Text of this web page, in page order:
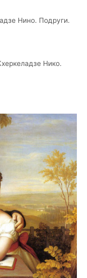
Нино. Подруги.
Нико.